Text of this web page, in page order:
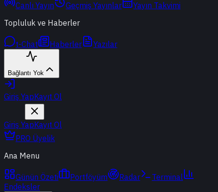
Canlı Yayın Geçmiş Yayınlar
Yayın Takvimi
Topluluk ve Haberler
t-Chat Haberler Yazılar
Bağlantı Yok
Giriş YapKayıt Ol
Giriş YapKayıt Ol
PRO Üyelik
Ana Menu
Günün Özeti Portföyüm Radar
Terminal
Endeksler